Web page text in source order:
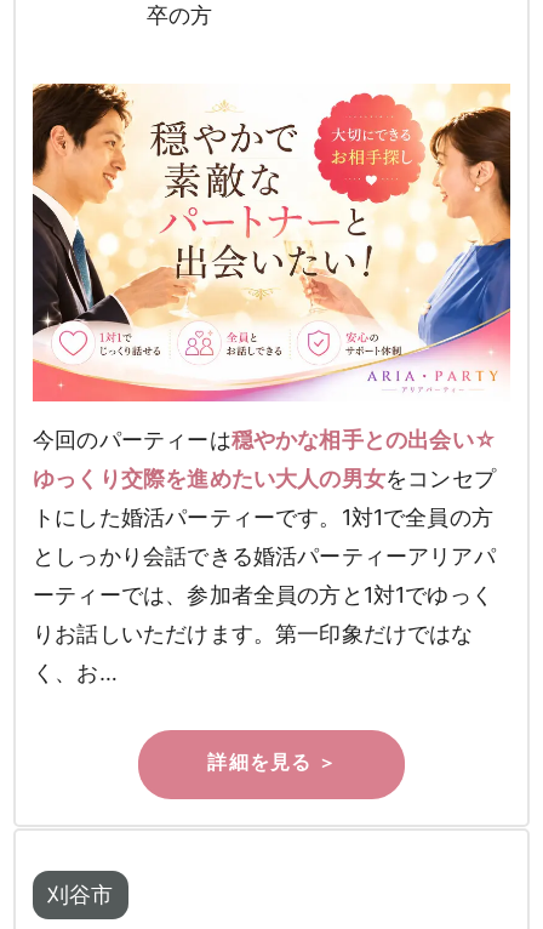
卒の方
今回のパーティーは穏やかな相手との出会い☆
ゆっくり交際を進めたい大人の男女をコンセプ
トにした婚活パーティーです。1対1で全員の方
としっかり会話できる婚活パーティーアリアパ
ーティーでは、参加者全員の方と1対1でゆっく
りお話しいただけます。第一印象だけではな
く、お…
刈谷市